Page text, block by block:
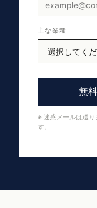
主な業種
無
※ 迷惑メールは送り
す。